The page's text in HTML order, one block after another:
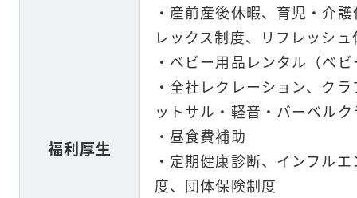
福利厚生
・産前産後休暇、育児・介
レックス制度、リフレッシュ
・ベビー用品レンタル（ベ
・全社レクレーション、ク
ットサル・軽音・バーベル
・昼食費補助
・定期健康診断、インフル
度、団体保険制度